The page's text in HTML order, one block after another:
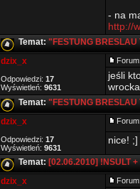
- na
http://
Temat: "FESTUNG BRESLAU
dzix_x
Odpowiedzi: 17
Wyświetleń: 9631
Forum:
jeśli
Temat: "FESTUNG BRESLAU
dzix_x
Odpowiedzi: 17
Wyświetleń: 9631
Forum:
nice! ;]
Temat: [02.06.2010] !NSULT
dzix_x
Forum: